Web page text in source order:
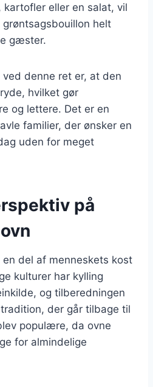
kartofler eller en salat, vil
helt
gæster.
denne ret er, at den
hvilket gør
og lettere. Det er en
familier, der ønsker en
uden for meget
på
del af menneskets kost
kulturer har kylling
og tilberedningen
der går tilbage til
populære, da ovne
for almindelige